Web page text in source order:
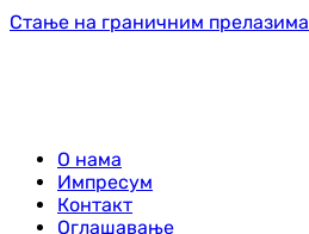
Стање на граничним прелазима
О нама
Импресум
Контакт
Оглашавање